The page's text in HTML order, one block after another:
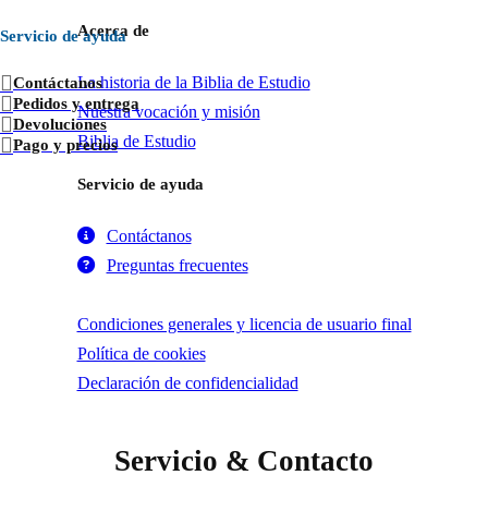
Servicio de ayuda
Contáctanos
Pedidos y entrega
Devoluciones
Pago y precios
Acerca de
La historia de la Biblia de Estudio
Nuestra vocación y misión
Biblia de Estudio
Servicio de ayuda
Contáctanos
Preguntas frecuentes
Condiciones generales y licencia de usuario final
Política de cookies
Declaración de confidencialidad
Servicio & Contacto